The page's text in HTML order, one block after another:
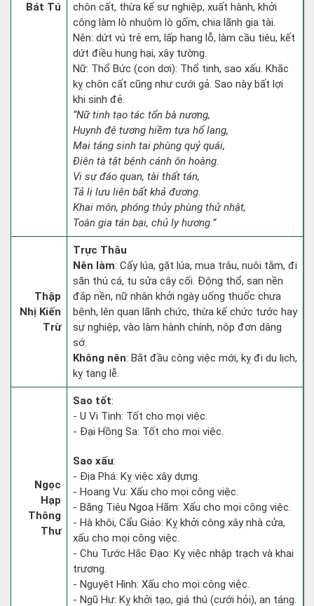
Bát Tú
chôn cất, thừa kế sự nghiệp, xuất hành, khởi
công làm lò nhuộm lò gốm, chia lãnh gia tài.
Nên: dứt vú trẻ em, lấp hang lỗ, làm cầu tiêu, kết
dứt điều hung hại, xây tường.
Nữ: Thổ Bức (con dơi): Thổ tinh, sao xấu. Khắc
kỵ chôn cất cũng như cưới gả. Sao này bất lợi
khi sinh đẻ.
“Nữ tinh tạo tác tổn bà nương,
Huynh đệ tương hiềm tựa hổ lang,
Mai táng sinh tai phùng quỷ quái,
Điên tà tật bệnh cánh ôn hoàng.
Vi sự đáo quan, tài thất tán,
Tả lị lưu liên bất khả đương.
Khai môn, phóng thủy phùng thử nhật,
Toàn gia tán bại, chủ ly hương.”
Thập
Nhị Kiến
Trừ
Trực Thâu
Nên làm: Cấy lúa, gặt lúa, mua trâu, nuôi tằm, đi
săn thú cá, tu sửa cây cối. Động thổ, san nền
đắp nền, nữ nhân khởi ngày uống thuốc chưa
bệnh, lên quan lãnh chức, thừa kế chức tước hay
sự nghiệp, vào làm hành chính, nộp đơn dâng
sớ.
Không nên: Bắt đầu công việc mới, kỵ đi du lịch,
kỵ tang lễ.
Ngọc
Hạp
Thông
Thư
Sao tốt:
- U Vi Tinh: Tốt cho mọi việc.
- Đại Hồng Sa: Tốt cho mọi việc.
Sao xấu:
- Địa Phá: Kỵ việc xây dựng.
- Hoang Vu: Xấu cho mọi công việc.
- Băng Tiêu Ngoạ Hãm: Xấu cho mọi công việc.
- Hà khôi, Cẩu Giảo: Kỵ khởi công xây nhà cửa,
xấu cho mọi công việc.
- Chu Tước Hắc Đạo: Kỵ việc nhập trạch và khai
trương.
- Nguyệt Hình: Xấu cho mọi công việc.
- Ngũ Hư: Kỵ khởi tạo, giá thú (cưới hỏi), an táng.